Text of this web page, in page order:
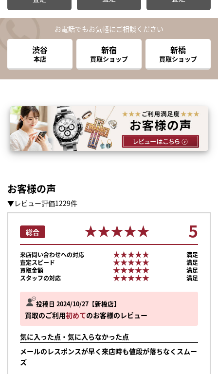
お電話でもお気軽にご相談ください
渋谷
本店
新宿
買取ショップ
新橋
買取ショップ
お客様の声
▼レビュー評価1229件
投稿日 2024/10/27 新橋店
買取のご利用初めてのお客様のレビュー
気に入った点・気に入らなかった点
メールのレスポンスが早く来店時も値段が落ちなくスムー
ズ
総合 ★★★★★
★★★★★ 5
来店問い合わせへの対応 ★★★★★
★★★★★
満足
査定スピード
★★★★★
★★★★★
満足
買取金額
★★★★★
★★★★★
満足
スタッフの対応
★★★★★
★★★★★ 満足
まずは